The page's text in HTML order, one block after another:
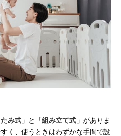
み式」 と 「組み立て式」 がありま
く、使うときはわずかな手間で設